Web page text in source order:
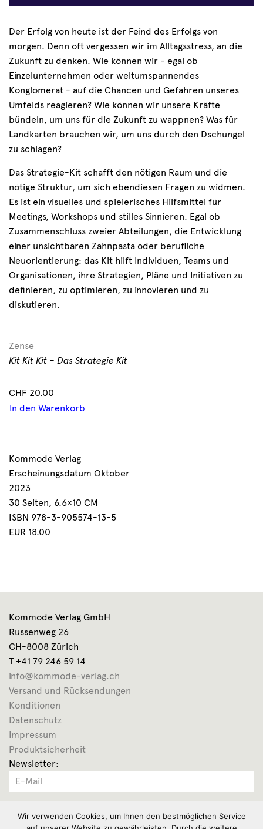
Der Erfolg von heute ist der Feind des Erfolgs von
morgen. Denn oft vergessen wir im Alltagsstress, an die
Zukunft zu denken. Wie können wir - egal ob
Einzelunternehmen oder weltumspannendes
Konglomerat - auf die Chancen und Gefahren unseres
Umfelds reagieren? Wie können wir unsere Kräfte
bündeln, um uns für die Zukunft zu wappnen? Was für
Landkarten brauchen wir, um uns durch den Dschungel
zu schlagen?
Das Strategie-Kit schafft den nötigen Raum und die
nötige Struktur, um sich ebendiesen Fragen zu widmen.
Es ist ein visuelles und spielerisches Hilfsmittel für
Meetings, Workshops und stilles Sinnieren. Egal ob
Zusammenschluss zweier Abteilungen, die Entwicklung
einer unsichtbaren Zahnpasta oder berufliche
Neuorientierung: das Kit hilft Individuen, Teams und
Organisationen, ihre Strategien, Pläne und Initiativen zu
definieren, zu optimieren, zu innovieren und zu
diskutieren.
Zense
Kit Kit Kit – Das Strategie Kit
CHF 20.00
In den Warenkorb
Kommode Verlag
Erscheinungsdatum Oktober
2023
30 Seiten, 6.6×10 CM
ISBN 978-3-905574-13-5
EUR 18.00
Kommode Verlag GmbH
Russenweg 26
CH-8008 Zürich
T +41 79 246 59 14
info@kommode-verlag.ch
Versand und Rücksendungen
Konditionen
Datenschutz
Impressum
Produktsicherheit
Newsletter:
OK
Wir verwenden Cookies, um Ihnen den bestmöglichen Service